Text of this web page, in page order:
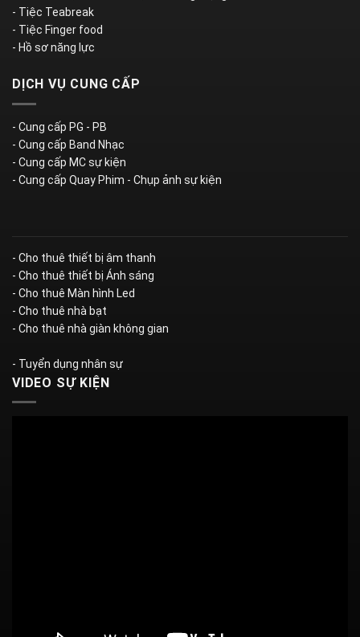
- Tiệc Teabreak
- Tiệc Finger food
- Hồ sơ năng lực
DỊCH VỤ CUNG CẤP
- Cung cấp PG - PB
- Cung cấp Band Nhạc
- Cung cấp MC sự kiện
- Cung cấp Quay Phim - Chụp ảnh sự kiện
- Cho thuê thiết bị âm thanh
- Cho thuê thiết bị Ánh sáng
- Cho thuê Màn hình Led
- Cho thuê nhà bạt
- Cho thuê nhà giàn không gian
- Tuyển dụng nhân sự
VIDEO SỰ KIỆN